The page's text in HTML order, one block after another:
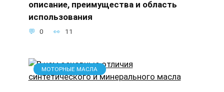
описание, преимущества и область
использования
0 11
МОТОРНЫЕ МАСЛА